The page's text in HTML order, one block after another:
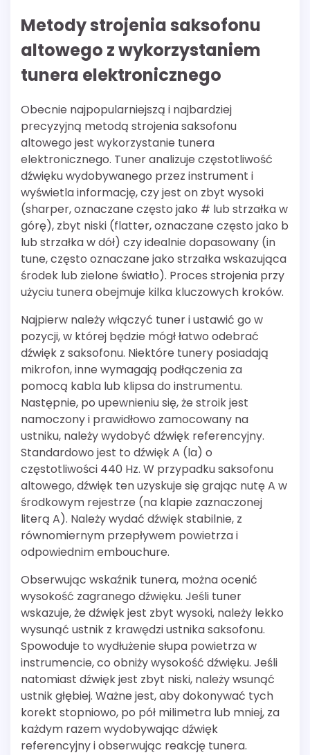
Metody strojenia saksofonu
altowego z wykorzystaniem
tunera elektronicznego
Obecnie najpopularniejszą i najbardziej
precyzyjną metodą strojenia saksofonu
altowego jest wykorzystanie tunera
elektronicznego. Tuner analizuje częstotliwość
dźwięku wydobywanego przez instrument i
wyświetla informację, czy jest on zbyt wysoki
(sharper, oznaczane często jako # lub strzałka w
górę), zbyt niski (flatter, oznaczane często jako b
lub strzałka w dół) czy idealnie dopasowany (in
tune, często oznaczane jako strzałka wskazująca
środek lub zielone światło). Proces strojenia przy
użyciu tunera obejmuje kilka kluczowych kroków.
Najpierw należy włączyć tuner i ustawić go w
pozycji, w której będzie mógł łatwo odebrać
dźwięk z saksofonu. Niektóre tunery posiadają
mikrofon, inne wymagają podłączenia za
pomocą kabla lub klipsa do instrumentu.
Następnie, po upewnieniu się, że stroik jest
namoczony i prawidłowo zamocowany na
ustniku, należy wydobyć dźwięk referencyjny.
Standardowo jest to dźwięk A (la) o
częstotliwości 440 Hz. W przypadku saksofonu
altowego, dźwięk ten uzyskuje się grając nutę A w
środkowym rejestrze (na klapie zaznaczonej
literą A). Należy wydać dźwięk stabilnie, z
równomiernym przepływem powietrza i
odpowiednim embouchure.
Obserwując wskaźnik tunera, można ocenić
wysokość zagranego dźwięku. Jeśli tuner
wskazuje, że dźwięk jest zbyt wysoki, należy lekko
wysunąć ustnik z krawędzi ustnika saksofonu.
Spowoduje to wydłużenie słupa powietrza w
instrumencie, co obniży wysokość dźwięku. Jeśli
natomiast dźwięk jest zbyt niski, należy wsunąć
ustnik głębiej. Ważne jest, aby dokonywać tych
korekt stopniowo, po pół milimetra lub mniej, za
każdym razem wydobywając dźwięk
referencyjny i obserwując reakcję tunera.